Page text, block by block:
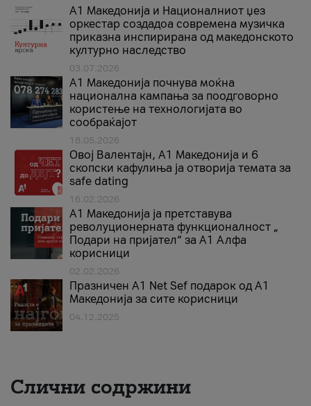
А1 Македонија и Националниот џез
оркестар создадоа современа музичка
приказна инспирирана од македонското
културно наследство
03.07.2026
A1 Македонија почнува моќна
национална кампања за поодговорно
користење на технологијата во
сообраќајот
18.05.2026
Овој Валентајн, A1 Македонија и 6
скопски кафулиња ја отворија темата за
safe dating
16.02.2026
А1 Македонија ја претставува
револуционерната функционалност „
Подари на пријател“ за А1 Алфа
корисници
02.02.2026
Празничен A1 Net Sеf подарок од А1
Македонија за сите корисници
04.12.2025
Слични содржини